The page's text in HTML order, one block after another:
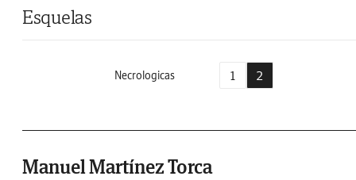
Esquelas
Necrologicas 1 2
Manuel Martínez Torca